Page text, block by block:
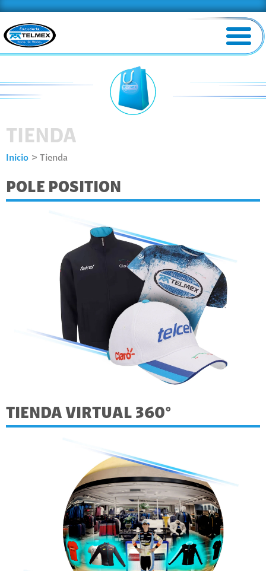
TIENDA
Inicio Tienda
POLE POSITION
TIENDA VIRTUAL 360°